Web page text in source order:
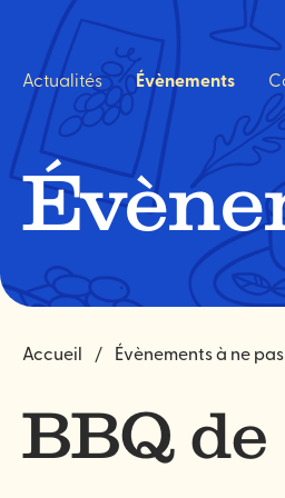
Navigation
rapide
Actualités
Évènements
Accueil Évènements à ne
BBQ